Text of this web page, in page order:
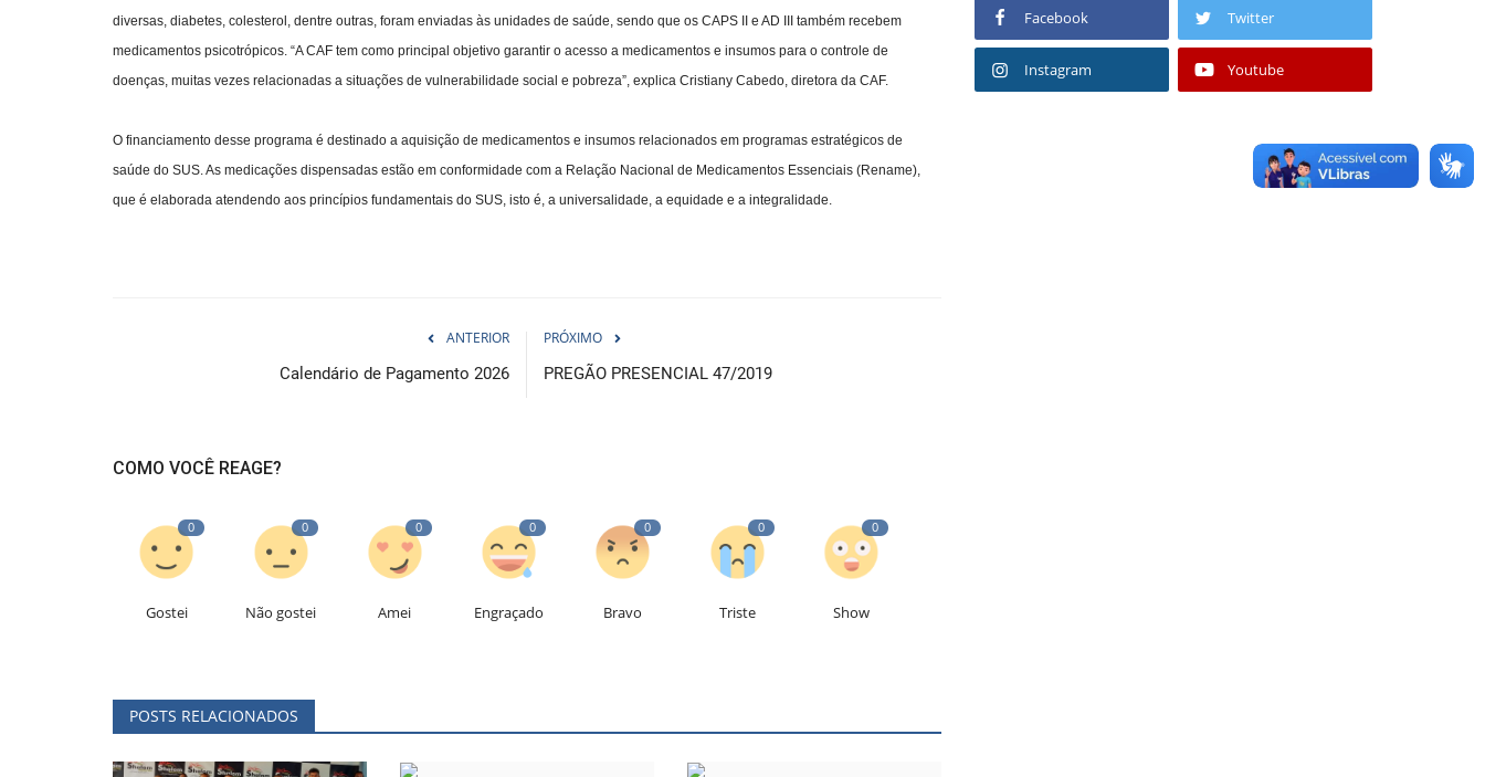
diversas, diabetes, colesterol, dentre outras, foram enviadas às unidades de saúde, sendo que os CAPS II e AD III também recebem
medicamentos psicotrópicos. “A CAF tem como principal objetivo garantir o acesso a medicamentos e insumos para o controle de
doenças, muitas vezes relacionadas a situações de vulnerabilidade social e pobreza”, explica Cristiany Cabedo, diretora da CAF.
O financiamento desse programa é destinado a aquisição de medicamentos e insumos relacionados em programas estratégicos de
saúde do SUS. As medicações dispensadas estão em conformidade com a Relação Nacional de Medicamentos Essenciais (Rename),
que é elaborada atendendo aos princípios fundamentais do SUS, isto é, a universalidade, a equidade e a integralidade.
ANTERIOR
Calendário de Pagamento 2026
PRÓXIMO
PREGÃO PRESENCIAL 47/2019
COMO VOCÊ REAGE?
0
Gostei
0
Não gostei
0
Amei
0
Engraçado
0
Bravo
0
Triste
0
Show
POSTS RELACIONADOS
Facebook Twitter
Instagram Youtube